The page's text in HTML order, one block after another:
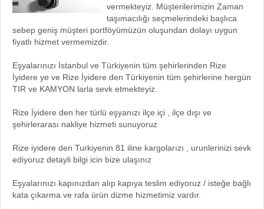
Kurumsal
vermekteyiz. Müşterilerimizin Zaman
taşımacılığı seçmelerindeki başlıca
sebep geniş müşteri portföyümüzün oluşundan dolayı uygun
fiyatlı hizmet vermemizdir.
Eşyalarınızı İstanbul ve Türkiyenin tüm şehirlerinden Rize
İyidere ye ve Rize İyidere den Türkiyenin tüm şehirlerine hergün
TIR ve KAMYON larla sevk etmekteyiz.
Rize İyidere den her türlü eşyanızı ilçe içi , ilçe dışı ve
şehirlerarası nakliye hizmeti sunuyoruz
Rize iyidere den Turkiyenin 81 iline kargolarızı , urunlerinizi sevk
ediyoruz detayli bilgi icin bize ulaşınız
Eşyalarınızı kapınızdan alıp kapıya teslim ediyoruz / isteğe bağlı
kata çıkarma ve rafa ürün dizme hizmetimiz vardır.